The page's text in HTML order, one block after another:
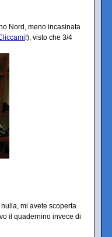
Nord, meno incasinata
!), visto che 3/4
mi avete scoperta
il quadernino invece di